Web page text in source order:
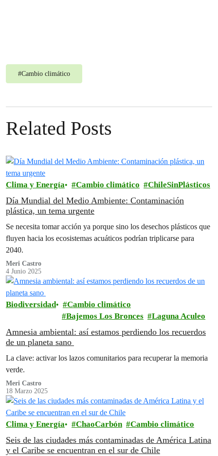
#Cambio climático
Related Posts
Clima y Energía Cambio climático ChileSinPlásticos
Día Mundial del Medio Ambiente: Contaminación
plástica, un tema urgente
Se necesita tomar acción ya porque sino los desechos plásticos que
fluyen hacia los ecosistemas acuáticos podrían triplicarse para
2040.
Meri Castro
4 Junio 2025
Biodiversidad
Cambio climático
Bajemos Los Bronces
Laguna Aculeo
Amnesia ambiental: así estamos perdiendo los recuerdos
de un planeta sano
La clave: activar los lazos comunitarios para recuperar la memoria
verde.
Meri Castro
18 Marzo 2025
Clima y Energía ChaoCarbón Cambio climático
Seis de las ciudades más contaminadas de América Latina
y el Caribe se encuentran en el sur de Chile